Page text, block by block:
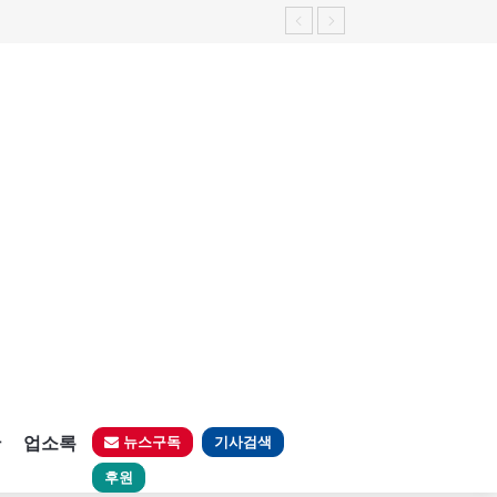
업소록 뉴스구독 기사검색
후원